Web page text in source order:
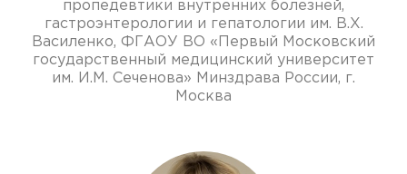
пропедевтики внутренних болезней,
гастроэнтерологии и гепатологии им. В.Х.
Василенко, ФГАОУ ВО «Первый Московский
государственный медицинский университет
им. И.М. Сеченова» Минздрава России, г.
Москва